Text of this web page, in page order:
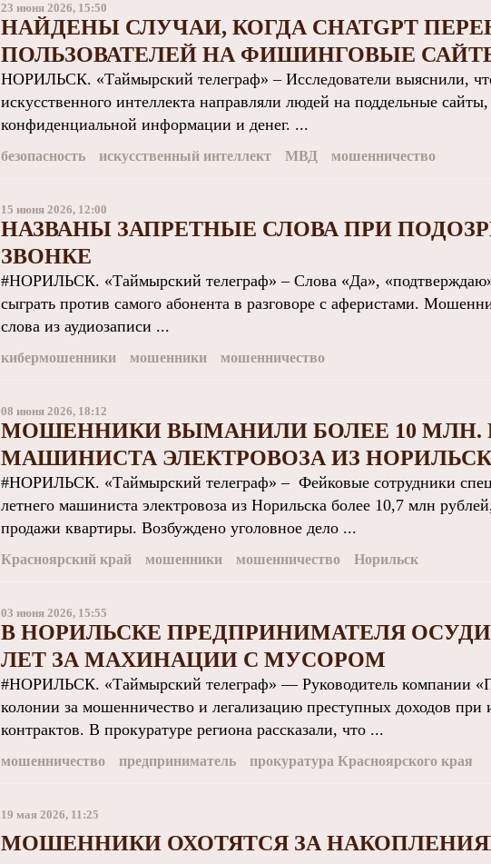
23 июня 2026, 15:50
НАЙДЕНЫ СЛУЧАИ, КОГДА CHATGPT
ПОЛЬЗОВАТЕЛЕЙ НА ФИШИНГОВЫЕ
НОРИЛЬСК. «Таймырский телеграф» – Исследователи выяснили,
искусственного интеллекта направляли людей на поддельные
конфиденциальной информации и денег. ...
безопасность искусственный интеллект МВД мошенничество
15 июня 2026, 12:00
НАЗВАНЫ ЗАПРЕТНЫЕ СЛОВА ПРИ
ЗВОНКЕ
#НОРИЛЬСК. «Таймырский телеграф» – Слова «Да», «подтверждаю»
сыграть против самого абонента в разговоре с аферистами.
слова из аудиозаписи ...
кибермошенники мошенники мошенничество
08 июня 2026, 18:12
МОШЕННИКИ ВЫМАНИЛИ БОЛЕЕ 10 МЛН.
МАШИНИСТА ЭЛЕКТРОВОЗА ИЗ
#НОРИЛЬСК. «Таймырский телеграф» – Фейковые сотрудники
летнего машиниста электровоза из Норильска более 10,7 млн
продажи квартиры. Возбуждено уголовное дело ...
Красноярский край мошенники мошенничество Норильск
03 июня 2026, 15:55
В НОРИЛЬСКЕ ПРЕДПРИНИМАТЕЛЯ
ЛЕТ ЗА МАХИНАЦИИ С МУСОРОМ
#НОРИЛЬСК. «Таймырский телеграф» — Руководитель компании
колонии за мошенничество и легализацию преступных доходов
контрактов. В прокуратуре региона рассказали, что ...
мошенничество предприниматель прокуратура Красноярского края
19 мая 2026, 11:25
МОШЕННИКИ ОХОТЯТСЯ ЗА